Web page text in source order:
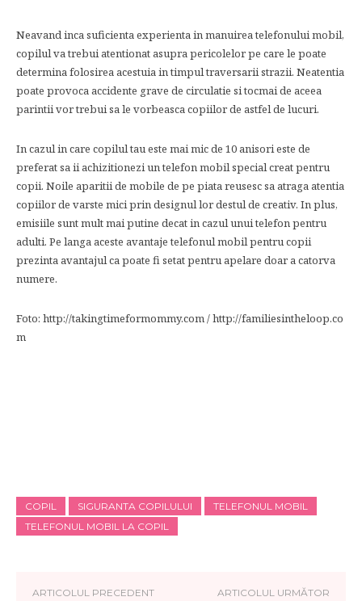
Neavand inca suficienta experienta in manuirea telefonului mobil,
copilul va trebui atentionat asupra pericolelor pe care le poate
determina folosirea acestuia in timpul traversarii strazii. Neatentia
poate provoca accidente grave de circulatie si tocmai de aceea
parintii vor trebui sa le vorbeasca copiilor de astfel de lucuri.
In cazul in care copilul tau este mai mic de 10 anisori este de
preferat sa ii achizitionezi un telefon mobil special creat pentru
copii. Noile aparitii de mobile de pe piata reusesc sa atraga atentia
copiilor de varste mici prin designul lor destul de creativ. In plus,
emisiile sunt mult mai putine decat in cazul unui telefon pentru
adulti. Pe langa aceste avantaje telefonul mobil pentru copii
prezinta avantajul ca poate fi setat pentru apelare doar a catorva
numere.
Foto: http://takingtimeformommy.com / http://familiesintheloop.co
m
COPIL SIGURANTA COPILULUI
TELEFONUL MOBIL
TELEFONUL MOBIL LA COPIL
ARTICOLUL PRECEDENT ARTICOLUL URMĂTOR